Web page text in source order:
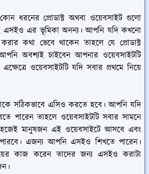
ধরনের প্রোডাক্ট অথবা ওয়েবসাইট গুলো
এসইও এর ভূমিকা অনন্য। আপনি যদি কখনো
কথা ভেবে থাকেন তাহলে যে প্রোডাক্ট
অবশ্যই চাইবেন আপনার ওয়েবসাইটটি
ওয়েবসাইটটি যদি সবার প্রথমে নিয়ে
সঠিকভাবে এসিও করতে হবে। আপনি যদি
পারেন তাহলে ওয়েবসাইটটি সবার সামনে
মানুষজন এই ওয়েবসাইটে আসবে এবং
এজন্য আপনি এসইও শিখতে পারেন।
কাজ করেন তাদের জন্য এসইও করাটা